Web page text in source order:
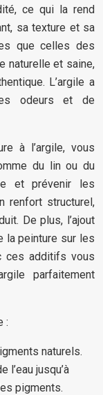
ce qui la rend
sa texture et sa
que celles des
naturelle et saine,
L’argile a
odeurs et de
à l’argile, vous
du lin ou du
et prévenir les
renfort structurel,
De plus, l’ajout
la peinture sur les
ces additifs vous
parfaitement
:
naturels.
l’eau jusqu’à
pigments.